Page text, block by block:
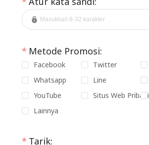
Metode Promosi:
Facebook Twitter
Whatsapp
Line
YouTube
Situs Web Pribadi
Lainnya
Tarik: